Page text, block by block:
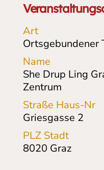
Art
Ortsgebundener
Name
She Drup Ling
Zentrum
Straße Haus-Nr
Griesgasse 2
PLZ Stadt
8020 Graz